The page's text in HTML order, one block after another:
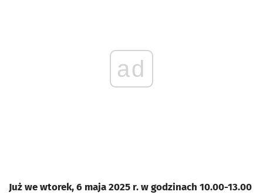
ad
Już we wtorek, 6 maja 2025 r. w godzinach 10.00-13.00